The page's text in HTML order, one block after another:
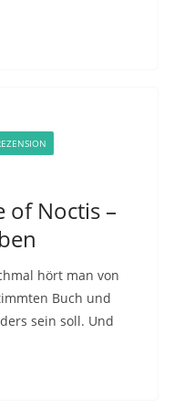
of Noctis –
hört man von
Buch und
sein soll. Und